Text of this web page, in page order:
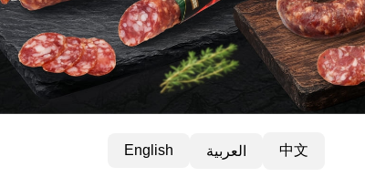
English العربية 中文